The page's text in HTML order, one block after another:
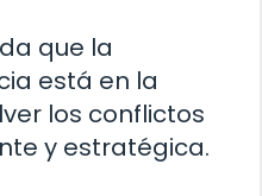
que la
está en la
los conflictos
y estratégica.